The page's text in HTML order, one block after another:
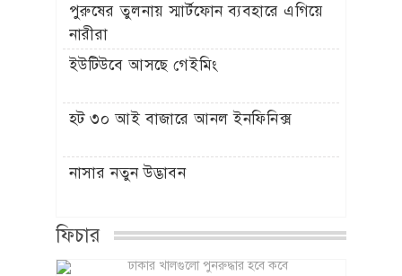
পুরুষের তুলনায় স্মার্টফোন ব্যবহারে এগিয়ে
নারীরা
ইউটিউবে আসছে গেইমিং
হট ৩০ আই বাজারে আনল ইনফিনিক্স
নাসার নতুন উদ্ভাবন
ফিচার